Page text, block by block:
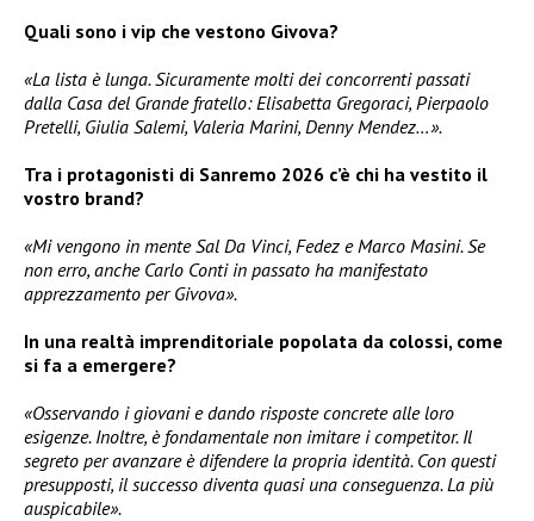
Quali sono i vip che vestono Givova?
«La lista è lunga. Sicuramente molti dei concorrenti passati
dalla Casa del Grande fratello: Elisabetta Gregoraci, Pierpaolo
Pretelli, Giulia Salemi, Valeria Marini, Denny Mendez…».
Tra i protagonisti di Sanremo 2026 c’è chi ha vestito il
vostro brand?
«Mi vengono in mente Sal Da Vinci, Fedez e Marco Masini. Se
non erro, anche Carlo Conti in passato ha manifestato
apprezzamento per Givova».
In una realtà imprenditoriale popolata da colossi, come
si fa a emergere?
«Osservando i giovani e dando risposte concrete alle loro
esigenze. Inoltre, è fondamentale non imitare i competitor. Il
segreto per avanzare è difendere la propria identità. Con questi
presupposti, il successo diventa quasi una conseguenza. La più
auspicabile».